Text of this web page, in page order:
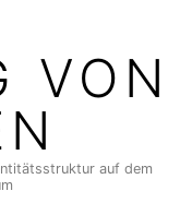
VON
auf dem